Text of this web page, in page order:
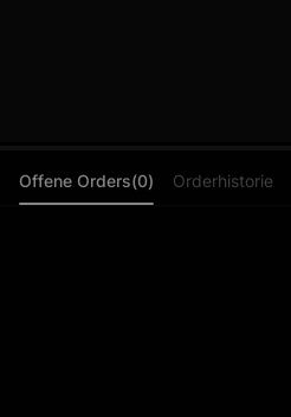
Offene Orders(0) Orderhistorie